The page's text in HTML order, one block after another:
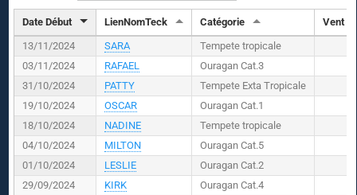
Date Début LienNomTeck Catégorie Vent (
13/11/2024
SARA
Tempete tropicale
03/11/2024
RAFAEL
Ouragan Cat.3
31/10/2024
PATTY
Tempete Exta Tropicale
19/10/2024
OSCAR
Ouragan Cat.1
18/10/2024
NADINE
Tempete tropicale
04/10/2024
MILTON
Ouragan Cat.5
01/10/2024
LESLIE
Ouragan Cat.2
29/09/2024
KIRK
Ouragan Cat.4